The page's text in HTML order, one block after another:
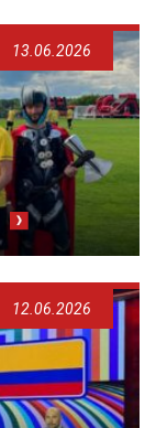
13.06.2026
12.06.2026